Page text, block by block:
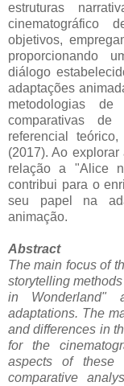
estruturas
cinematográfico
objetivos,
proporcionando
diálogo
adaptações
metodologias
comparativas
referencial
(2017). Ao
relação a "Alice
contribui para o
seu papel na
animação.
Abstract
The main focus of
storytelling
in Wonderland"
adaptations. The
and differences in
for the
aspects of these
comparative